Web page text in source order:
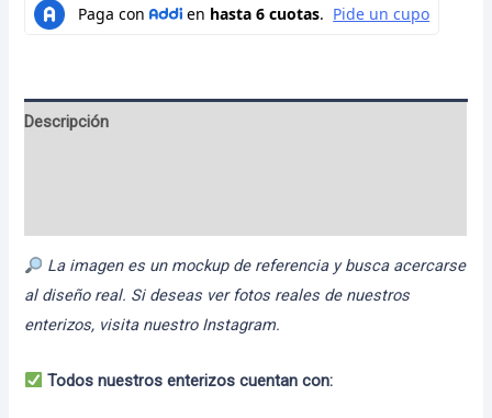
Descripción
La imagen es un mockup de referencia y busca acercarse
al diseño real. Si deseas ver fotos reales de nuestros
enterizos, visita nuestro Instagram.
Todos nuestros enterizos cuentan con: